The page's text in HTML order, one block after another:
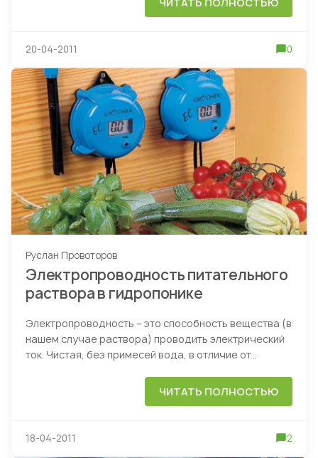
20-04-2011 0
Руслан Провоторов
Электропроводность питательного
раствора в гидропонике
Электропроводность – это способность вещества (в
нашем случае раствора) проводить электрический
ток. Чистая, без примесей вода, в отличие от...
ЧИТАТЬ ПОЛНОСТЬЮ
18-04-2011 2